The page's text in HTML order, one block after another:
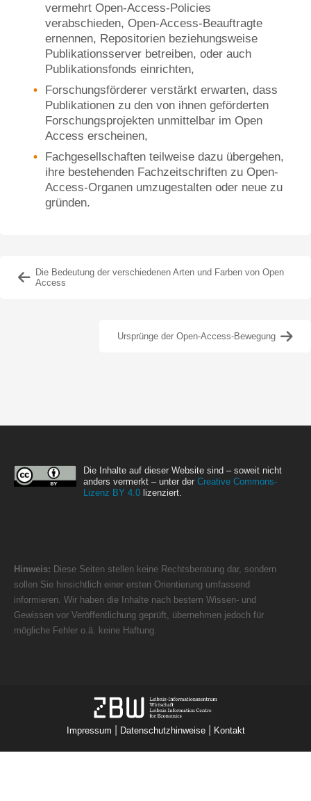
vermehrt Open-Access-Policies
verabschieden, Open-Access-Beauftragte
ernennen, Repositorien beziehungsweise
Publikationsserver betreiben, oder auch
Publikationsfonds einrichten,
Forschungsförderer verstärkt erwarten, dass
Publikationen zu den von ihnen geförderten
Forschungsprojekten unmittelbar im Open
Access erscheinen,
Fachgesellschaften teilweise dazu übergehen,
ihre bestehenden Fachzeitschriften zu Open-
Access-Organen umzugestalten oder neue zu
gründen.
Die Bedeutung der verschiedenen Arten und Farben von Open
Access
Ursprünge der Open-Access-Bewegung
Die Inhalte auf dieser Website sind – soweit nicht
anders vermerkt – unter der Creative Commons-
Lizenz BY 4.0 lizenziert.
Hinweis: Diese Seiten stellen keine Rechtsberatung dar, sondern
sollen Sie hinsichtlich einer ersten Orientierung umfassend
informieren. Wir haben die Inhalte nach bestem Wissen- und
Gewissen vor Veröffentlichung geprüft, übernehmen jedoch für
mögliche Fehler o.ä. keine Haftung.
Impressum Datenschutzhinweise| Kontakt